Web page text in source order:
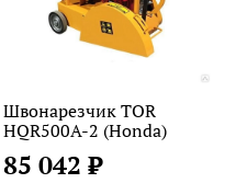
Швонарезчик TOR
HQR500A-2 (Honda)
85 042 ₽